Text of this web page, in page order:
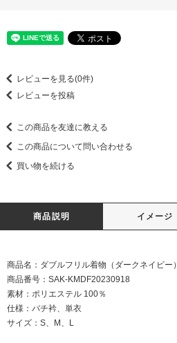
レビューを見る(0件)
レビューを投稿
この商品を友達に教える
この商品について問い合わせる
買い物を続ける
商品説明 イメージ
商品名：ダブルフリル着物（ダークネイビー）
商品番号：SAK-KMDF20230918
素材：ポリエステル 100％
仕様：バチ衿、単衣
サイズ：S、M、L